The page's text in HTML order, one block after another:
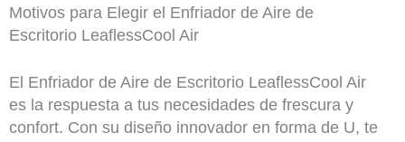
Motivos para Elegir el Enfriador de Aire de
Escritorio LeaflessCool Air
El Enfriador de Aire de Escritorio LeaflessCool Air
es la respuesta a tus necesidades de frescura y
confort. Con su diseño innovador en forma de U, te